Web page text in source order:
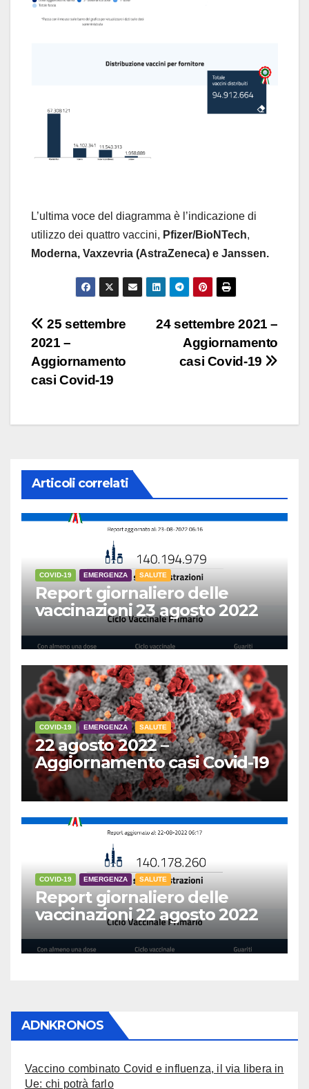
L’ultima voce del diagramma è l’indicazione di
utilizzo dei quattro vaccini, Pfizer/BioNTech,
Moderna, Vaxzevria (AstraZeneca) e Janssen.
Navigazione
articoli
24 settembre 2021 –
Aggiornamento
casi Covid-19
25 settembre
2021 –
Aggiornamento
casi Covid-19
Articoli correlati
COVID-19 EMERGENZA SALUTE
Report giornaliero delle
vaccinazioni 23 agosto 2022
COVID-19 EMERGENZA SALUTE
22 agosto 2022 –
Aggiornamento casi Covid-19
COVID-19 EMERGENZA SALUTE
Report giornaliero delle
vaccinazioni 22 agosto 2022
ADNKRONOS
Vaccino combinato Covid e influenza, il via libera in
Ue: chi potrà farlo